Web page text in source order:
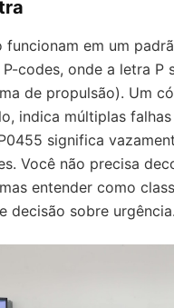
funcionam em um
codes, onde a letra P
de propulsão). Um
indica múltiplas
significa
Você não precisa
entender como
decisão sobre urgência.